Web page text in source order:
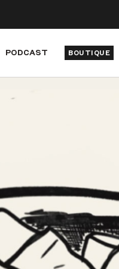
PODCAST BOUTIQUE